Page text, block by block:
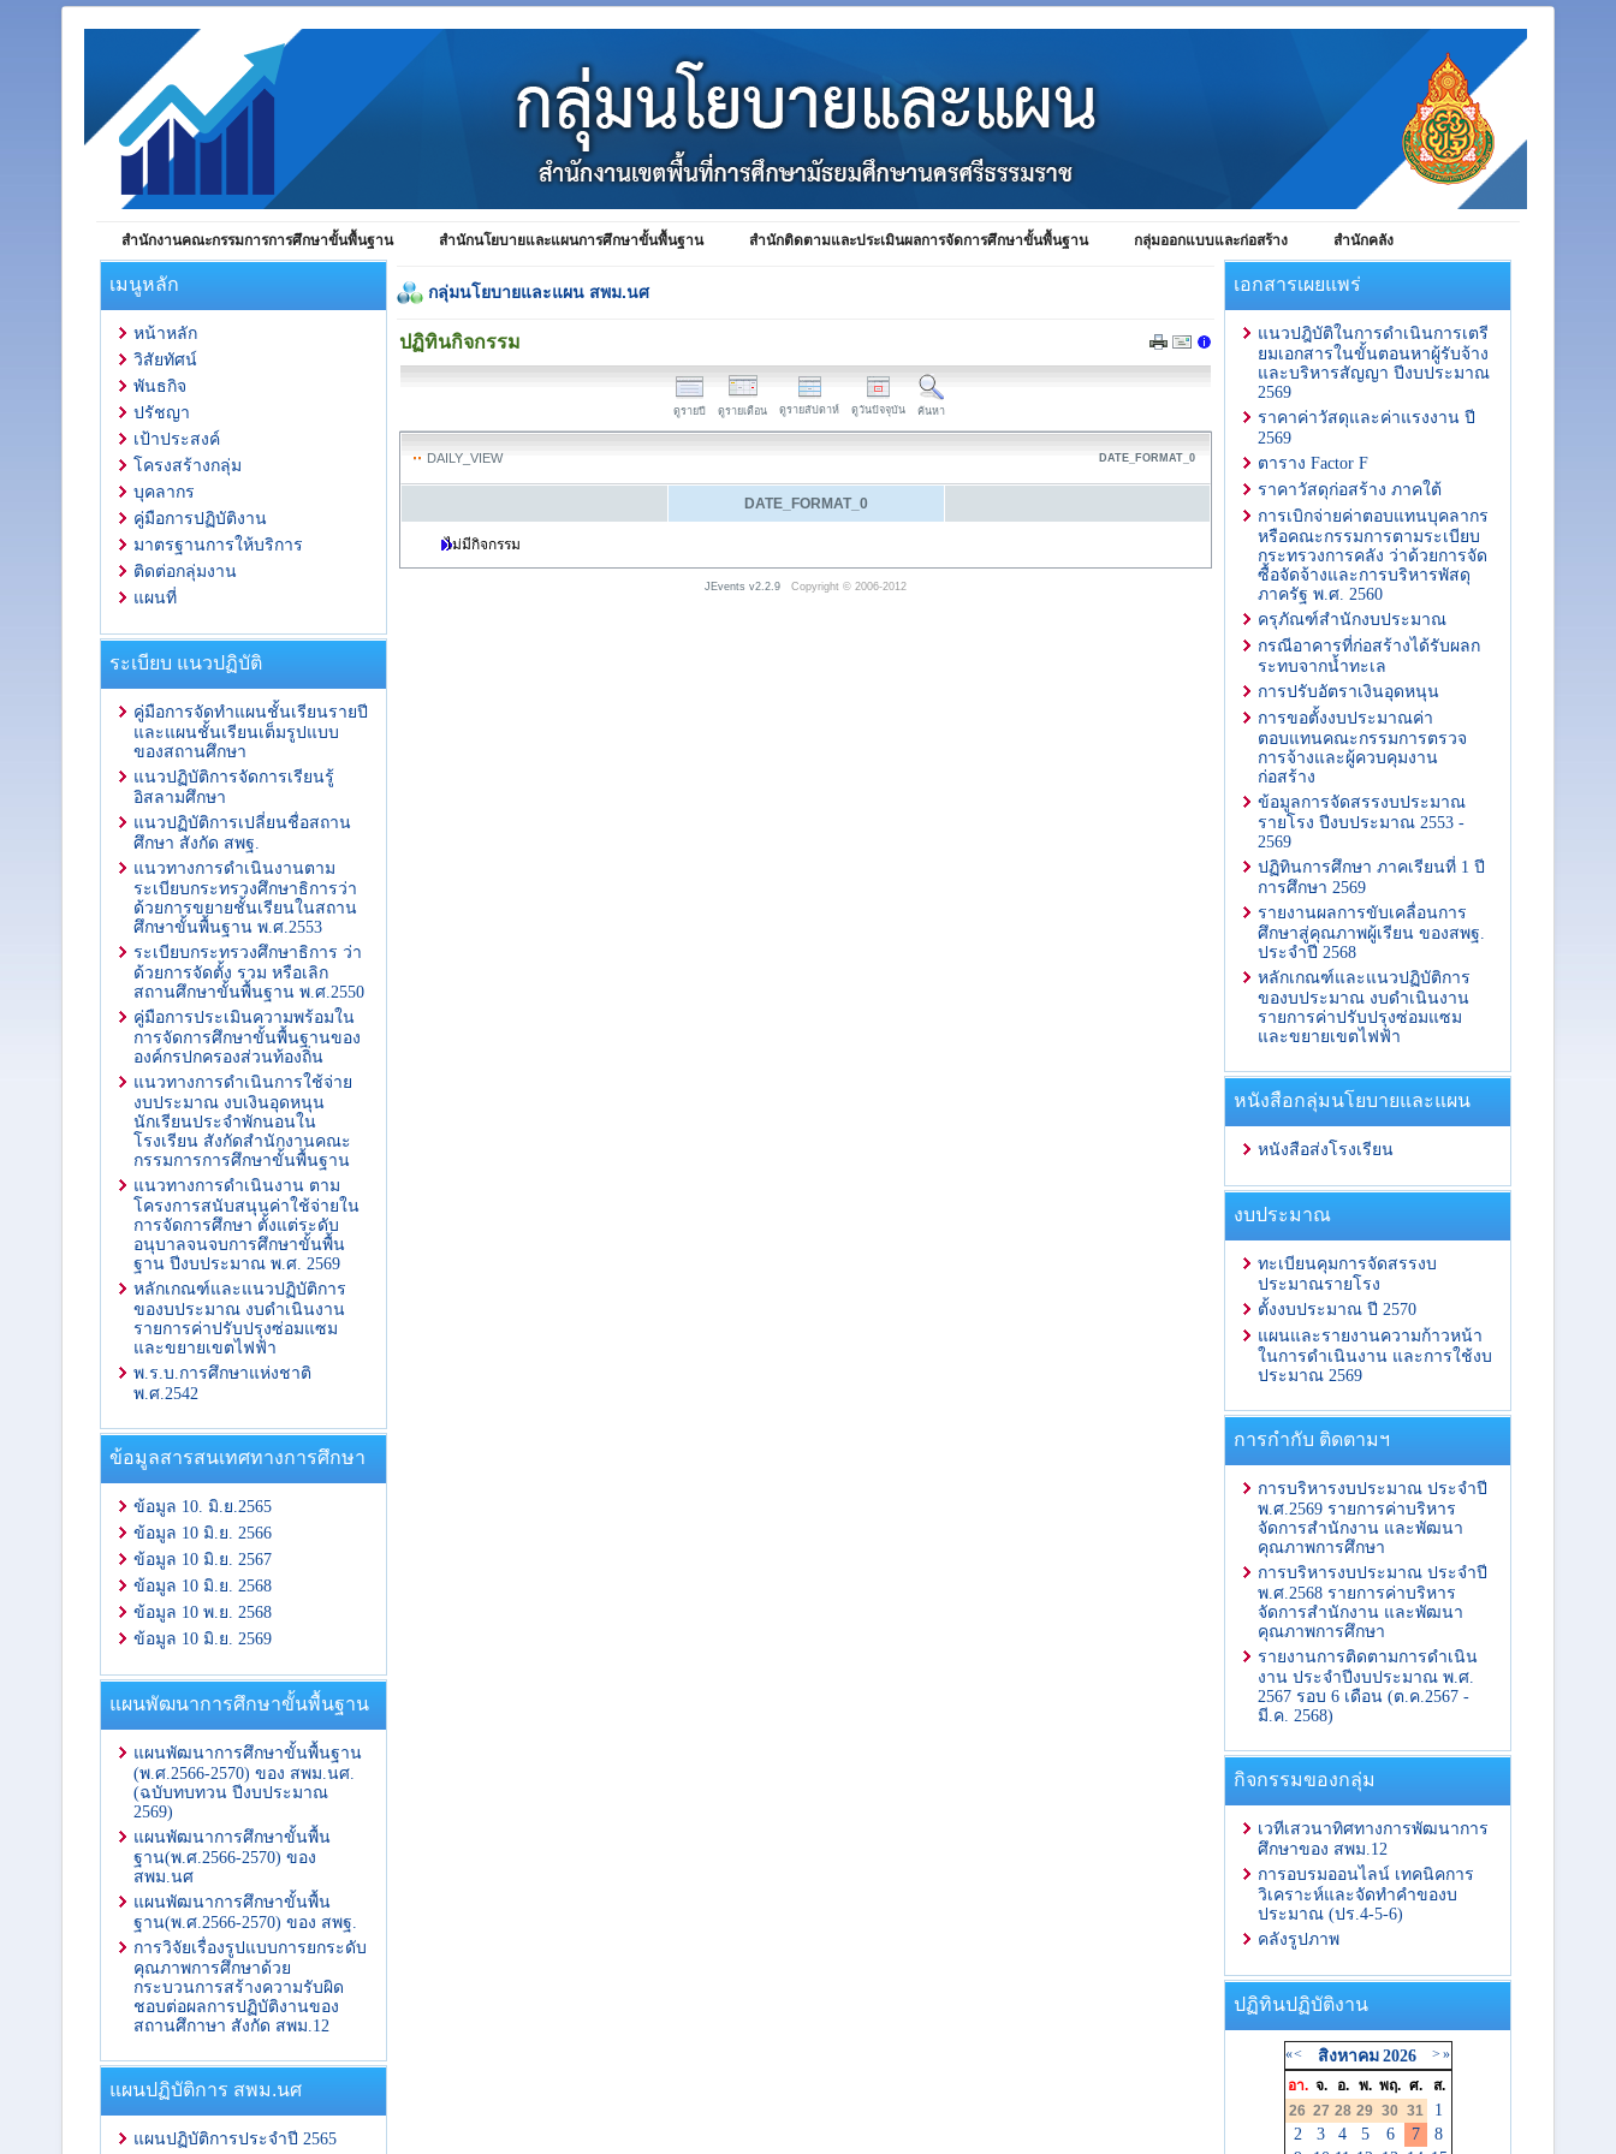
สำนักงานคณะกรรมการการศึกษาขั้นพื้นฐาน สำนักนโยบายและแผนการศึกษาขั้นพื้นฐาน สำนักติดตามและประเมินผลการจัดการศึกษาขั้นพื้นฐาน กลุ่มออกแบบและก่อสร้าง สำนักคลัง
เมนูหลัก
หน้าหลัก
วิสัยทัศน์
พันธกิจ
ปรัชญา
เป้าประสงค์
โครงสร้างกลุ่ม
บุคลากร
คู่มือการปฏิบัติงาน
มาตรฐานการให้บริการ
ติดต่อกลุ่มงาน
แผนที่
ระเบียบ แนวปฏิบัติ
คู่มือการจัดทำแผนชั้นเรียนรายปี
และแผนชั้นเรียนเต็มรูปแบบ
ของสถานศึกษา
แนวปฏิบัติการจัดการเรียนรู้
อิสลามศึกษา
แนวปฏิบัติการเปลี่ยนชื่อสถาน
ศึกษา สังกัด สพฐ.
แนวทางการดำเนินงานตาม
ระเบียบกระทรวงศึกษาธิการว่า
ด้วยการขยายชั้นเรียนในสถาน
ศึกษาขั้นพื้นฐาน พ.ศ.2553
ระเบียบกระทรวงศึกษาธิการ ว่า
ด้วยการจัดตั้ง รวม หรือเลิก
สถานศึกษาขั้นพื้นฐาน พ.ศ.2550
คู่มือการประเมินความพร้อมใน
การจัดการศึกษาขั้นพื้นฐานของ
องค์กรปกครองส่วนท้องถิ่น
แนวทางการดำเนินการใช้จ่าย
งบประมาณ งบเงินอุดหนุน
นักเรียนประจำพักนอนใน
โรงเรียน สังกัดสำนักงานคณะ
กรรมการการศึกษาขั้นพื้นฐาน
แนวทางการดำเนินงาน ตาม
โครงการสนับสนุนค่าใช้จ่ายใน
การจัดการศึกษา ตั้งแต่ระดับ
อนุบาลจนจบการศึกษาขั้นพื้น
ฐาน ปีงบประมาณ พ.ศ. 2569
หลักเกณฑ์และแนวปฏิบัติการ
ของบประมาณ งบดำเนินงาน
รายการค่าปรับปรุงซ่อมแซม
และขยายเขตไฟฟ้า
พ.ร.บ.การศึกษาแห่งชาติ
พ.ศ.2542
ข้อมูลสารสนเทศทางการศึกษา
ข้อมูล 10. มิ.ย.2565
ข้อมูล 10 มิ.ย. 2566
ข้อมูล 10 มิ.ย. 2567
ข้อมูล 10 มิ.ย. 2568
ข้อมูล 10 พ.ย. 2568
ข้อมูล 10 มิ.ย. 2569
แผนพัฒนาการศึกษาขั้นพื้นฐาน
แผนพัฒนาการศึกษาขั้นพื้นฐาน
(พ.ศ.2566-2570) ของ สพม.นศ.
(ฉบับทบทวน ปีงบประมาณ
2569)
แผนพัฒนาการศึกษาขั้นพื้น
ฐาน(พ.ศ.2566-2570) ของ
สพม.นศ
แผนพัฒนาการศึกษาขั้นพื้น
ฐาน(พ.ศ.2566-2570) ของ สพฐ.
การวิจัยเรื่องรูปแบบการยกระดับ
คุณภาพการศึกษาด้วย
กระบวนการสร้างความรับผิด
ชอบต่อผลการปฏิบัติงานของ
สถานศึกาษา สังกัด สพม.12
แผนปฏิบัติการ สพม.นศ
แผนปฏิบัติการประจำปี 2565
กลุ่มนโยบายและแผน สพม.นศ
ปฏิทินกิจกรรม
ดูรายปี ดูรายเดือน ดูรายสัปดาห์ ดูวันปัจจุบัน ค้นหา
DAILY_VIEW DATE_FORMAT_0
DATE_FORMAT_0
ไม่มีกิจกรรม
JEvents v2.2.9 Copyright © 2006-2012
เอกสารเผยแพร่
แนวปฎิบัติในการดำเนินการเตรี
ยมเอกสารในขั้นตอนหาผู้รับจ้าง
และบริหารสัญญา ปีงบประมาณ
2569
ราคาค่าวัสดุและค่าแรงงาน ปี
2569
ตาราง Factor F
ราคาวัสดุก่อสร้าง ภาคใต้
การเบิกจ่ายค่าตอบแทนบุคลากร
หรือคณะกรรมการตามระเบียบ
กระทรวงการคลัง ว่าด้วยการจัด
ซื้อจัดจ้างและการบริหารพัสดุ
ภาครัฐ พ.ศ. 2560
ครุภัณฑ์สํานักงบประมาณ
กรณีอาคารที่ก่อสร้างได้รับผลก
ระทบจากน้ำทะเล
การปรับอัตราเงินอุดหนุน
การขอตั้งงบประมาณค่า
ตอบแทนคณะกรรมการตรวจ
การจ้างและผู้ควบคุมงาน
ก่อสร้าง
ข้อมูลการจัดสรรงบประมาณ
รายโรง ปีงบประมาณ 2553 -
2569
ปฏิทินการศึกษา ภาคเรียนที่ 1 ปี
การศึกษา 2569
รายงานผลการขับเคลื่อนการ
ศึกษาสู่คุณภาพผู้เรียน ของสพฐ.
ประจำปี 2568
หลักเกณฑ์และแนวปฏิบัติการ
ของบประมาณ งบดำเนินงาน
รายการค่าปรับปรุงซ่อมแซม
และขยายเขตไฟฟ้า
หนังสือกลุ่มนโยบายและแผน
หนังสือส่งโรงเรียน
งบประมาณ
ทะเบียนคุมการจัดสรรงบ
ประมาณรายโรง
ตั้งงบประมาณ ปี 2570
แผนและรายงานความก้าวหน้า
ในการดำเนินงาน และการใช้งบ
ประมาณ 2569
การกำกับ ติดตามฯ
การบริหารงบประมาณ ประจำปี
พ.ศ.2569 รายการค่าบริหาร
จัดการสำนักงาน และพัฒนา
คุณภาพการศึกษา
การบริหารงบประมาณ ประจำปี
พ.ศ.2568 รายการค่าบริหาร
จัดการสำนักงาน และพัฒนา
คุณภาพการศึกษา
รายงานการติดตามการดำเนิน
งาน ประจำปีงบประมาณ พ.ศ.
2567 รอบ 6 เดือน (ต.ค.2567 -
มี.ค. 2568)
กิจกรรมของกลุ่ม
เวทีเสวนาทิศทางการพัฒนาการ
ศึกษาของ สพม.12
การอบรมออนไลน์ เทคนิคการ
วิเคราะห์และจัดทำคำของบ
ประมาณ (ปร.4-5-6)
คลังรูปภาพ
ปฏิทินปฏิบัติงาน
«< สิงหาคม 2026 > »
อา. จ. อ. พ. พฤ. ศ.
ส.
26 27 28 29 30 31
1
2
3 4 5 6 7
8